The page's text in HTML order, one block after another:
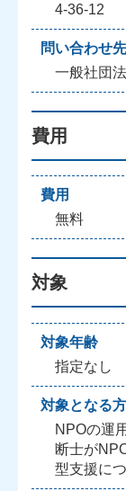
4-36-12
問い合わせ先
一般社団
費用
費用
無料
対象
対象年齢
指定なし
対象となる方
NPOの運
断士が
型支援に